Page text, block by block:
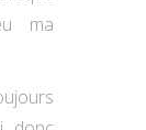
ma